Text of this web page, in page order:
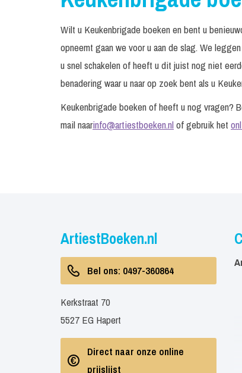
Wilt u Keukenbrigade boeken en bent u
opneemt gaan we voor u aan de slag. We
u snel schakelen of heeft u dit juist nog niet
benadering waar u naar op zoek bent als u
Keukenbrigade boeken of heeft u nog vragen?
mail naarinfo@artiestboeken.nlof gebruik het
ArtiestBoeken.nl
Bel ons: 0497-360864
Kerkstraat 70
5527 EG Hapert
Direct naar onze online
prijslijst